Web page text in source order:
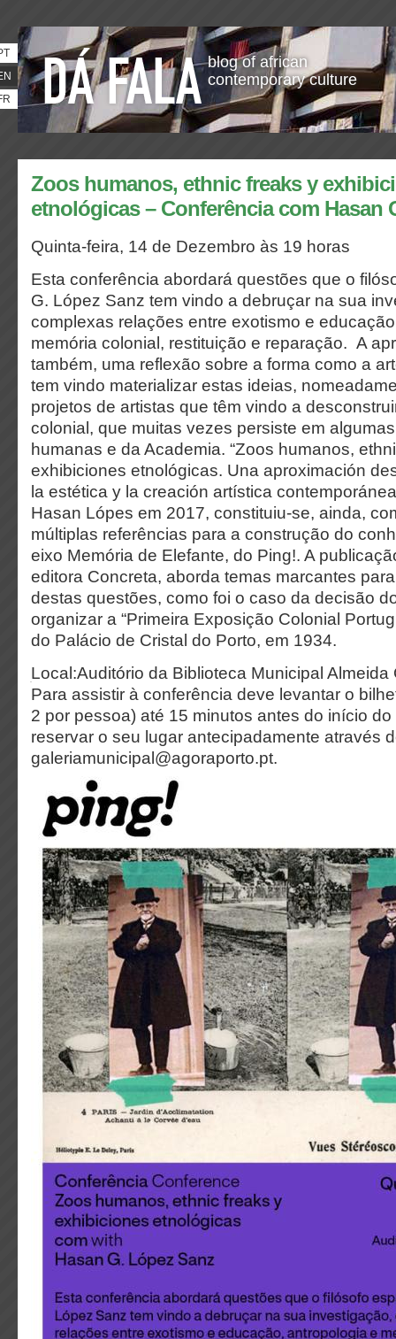
blog of african
contemporary culture
Zoos humanos, ethnic freaks y
etnológicas – Conferência com Hasan
Quinta-feira, 14 de Dezembro às 19 horas
Esta conferência abordará questões que o
G. López Sanz tem vindo a debruçar na sua
complexas relações entre exotismo e
memória colonial, restituição e reparação. A
também, uma reflexão sobre a forma como a
tem vindo materializar estas ideias,
projetos de artistas que têm vindo a
colonial, que muitas vezes persiste em
humanas e da Academia. “Zoos humanos,
exhibiciones etnológicas. Una aproximación
la estética y la creación artística
Hasan Lópes em 2017, constituiu-se, ainda,
múltiplas referências para a construção do
eixo Memória de Elefante, do Ping!. A
editora Concreta, aborda temas marcantes
destas questões, como foi o caso da decisão
organizar a “Primeira Exposição Colonial
do Palácio de Cristal do Porto, em 1934.
Local:Auditório da Biblioteca Municipal Almeida
Para assistir à conferência deve levantar o
2 por pessoa) até 15 minutos antes do início
reservar o seu lugar antecipadamente através
galeriamunicipal@agoraporto.pt.